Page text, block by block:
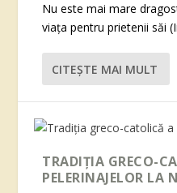
Nu este mai mare
viața pentru prietenii săi
CITEŞTE MAI MULT
TRADIȚIA GRECO-
PELERINAJELOR LA